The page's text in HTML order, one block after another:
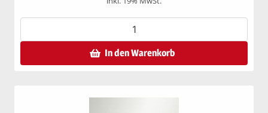
In den Warenkorb